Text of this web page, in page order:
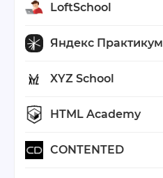
LoftSchool
Яндекс Практикум
XYZ School
HTML Academy
CONTENTED